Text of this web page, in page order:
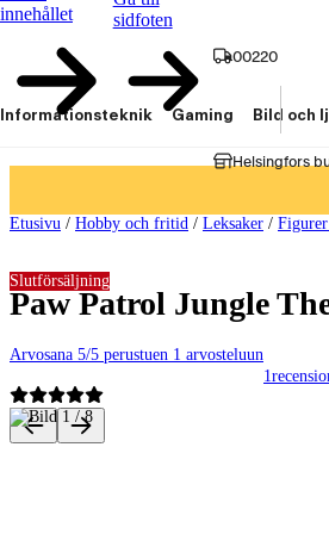
innehållet
sidfoten
00220
Helsingfors
Informationsteknik Gaming Bild och
Etusivu / Hobby och fritid / Leksaker /
Paw Patrol Jungle
Arvosana 5/5 perustuen 1 arvosteluun
1
Slutförsäljning
Produktbilder och videor